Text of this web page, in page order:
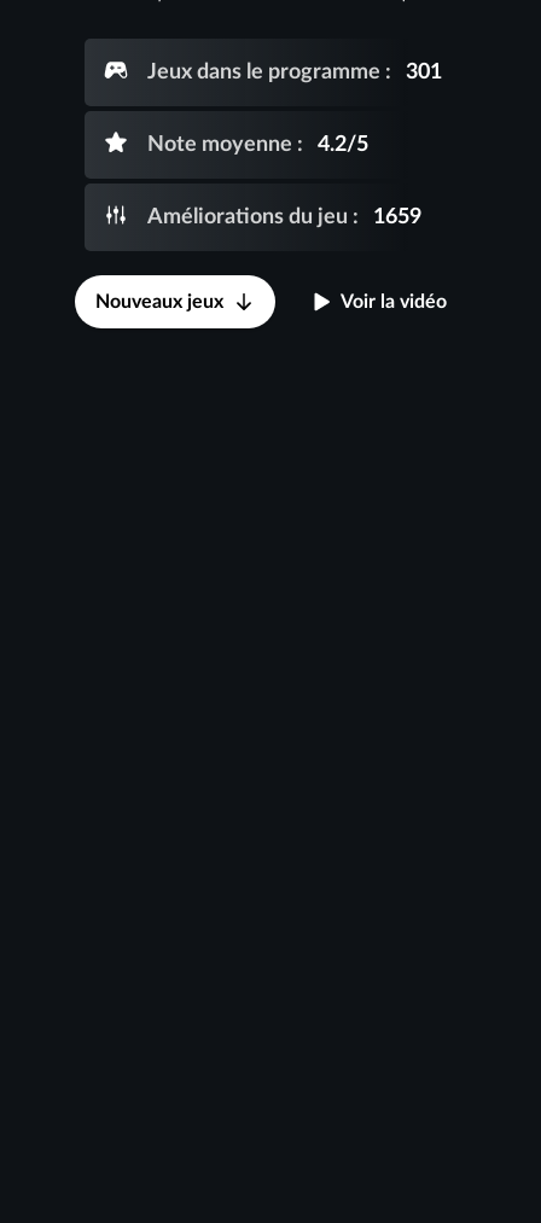
Jeux dans le programme : 301
Note moyenne : 4.2/5
Améliorations du jeu : 1659
Nouveaux jeux Voir la vidéo